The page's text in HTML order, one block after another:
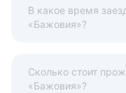
В какое время
«Бажовия»?
Сколько стоит
«Бажовия»?